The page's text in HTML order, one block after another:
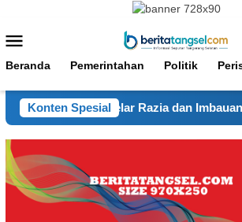
konten
Mobile
Beranda Pemerintahan Politik
Konten Spesial
Dua Gelar Razia dan Imbauan